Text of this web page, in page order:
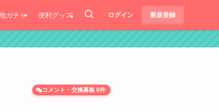
ガチャ 便利グッズ ログイン 新規登録
コメント・交換募集 0件